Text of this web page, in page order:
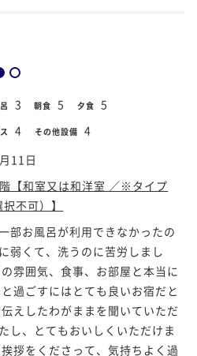
3 朝食 5 夕食 5
4 その他設備 4
11日
【和室又は和洋室 ／※タイプ
不可）】
部お風呂が利用できなかったの
弱くて、洗うのに苦労しまし
雰囲気、食事、お部屋と本当に
過ごすにはとても良いお宿だと
えしたわがままを聞いていただ
し、とてもおいしくいただけま
拶をくださって、気持ちよく過